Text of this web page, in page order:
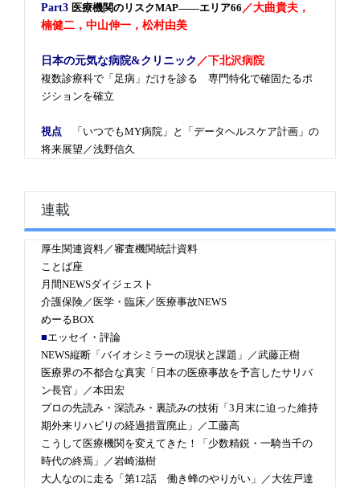
Part3 医療機関のリスクMAP――エリア66 ／大曲貴夫，
楠健二，中山伸一，松村由美
日本の元気な病院&クリニック ／下北沢病院
複数診療科で「足病」だけを診る 専門特化で確固たるポ
ジションを確立
視点 「いつでもMY病院」と「データヘルスケア計画」の
将来展望／浅野信久
連載
厚生関連資料／審査機関統計資料
ことば座
月間NEWSダイジェスト
介護保険／医学・臨床／医療事故NEWS
めーるBOX
■エッセイ・評論
NEWS縦断「バイオシミラーの現状と課題」／武藤正樹
医療界の不都合な真実「日本の医療事故を予言したサリバ
ン長官」／本田宏
プロの先読み・深読み・裏読みの技術「3月末に迫った維持
期外来リハビリの経過措置廃止」／工藤高
こうして医療機関を変えてきた！「少数精鋭・一騎当千の
時代の終焉」／岩崎滋樹
大人なのに走る「第12話 働き蜂のやりがい」／大佐戸達